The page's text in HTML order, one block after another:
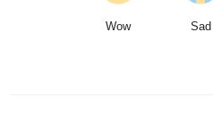
Sad
Wow